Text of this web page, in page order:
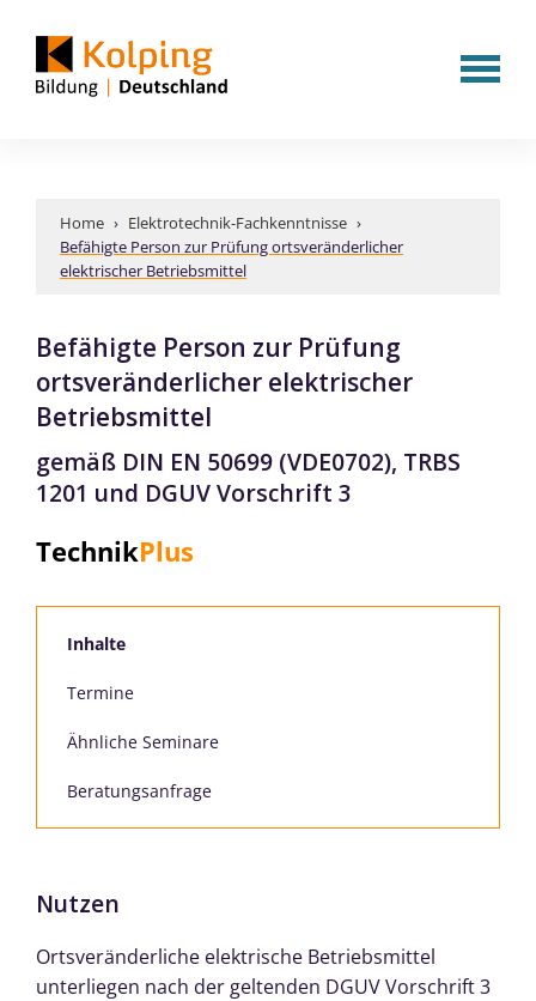
Home › Elektrotechnik-Fachkenntnisse ›
Befähigte Person zur Prüfung ortsveränderlicher
elektrischer Betriebsmittel
Befähigte Person zur Prüfung
ortsveränderlicher elektrischer
Betriebsmittel
gemäß DIN EN 50699 (VDE0702), TRBS
1201 und DGUV Vorschrift 3
TechnikPlus
Inhalte
Termine
Ähnliche Seminare
Beratungsanfrage
Nutzen
Ortsveränderliche elektrische Betriebsmittel
unterliegen nach der geltenden DGUV Vorschrift 3